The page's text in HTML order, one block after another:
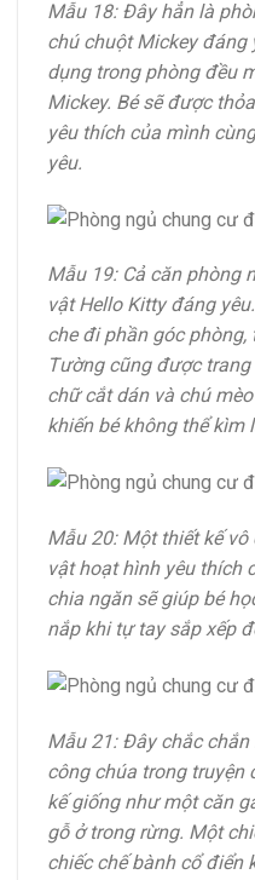
Mẫu 18: Đây hẳn là
chú chuột Mickey đáng
dụng trong phòng đều
Mickey. Bé sẽ được
yêu thích của mình
yêu.
Mẫu 19: Cả căn phòng
vật Hello Kitty đáng
che đi phần góc
Tường cũng được
chữ cắt dán và chú
khiến bé không thể kìm
Mẫu 20: Một thiết kế
vật hoạt hình yêu thích
chia ngăn sẽ giúp bé
nắp khi tự tay sắp xếp
Mẫu 21: Đây chắc
công chúa trong truyện
kế giống như một căn
gỗ ở trong rừng. Một
chiếc chế bành cổ điển